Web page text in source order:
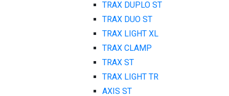
TRAX DUPLO ST
TRAX DUO ST
TRAX LIGHT XL
TRAX CLAMP
TRAX ST
TRAX LIGHT TR
AXIS ST